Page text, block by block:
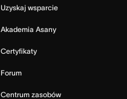
Uzyskaj wsparcie
Akademia Asany
Certyfikaty
Forum
Centrum zasobów